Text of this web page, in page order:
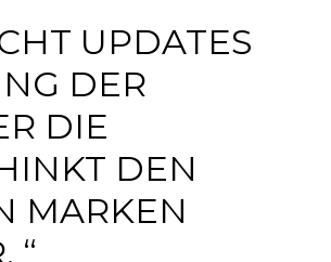
UPDATES
DER
DIE
DEN
MARKEN
“